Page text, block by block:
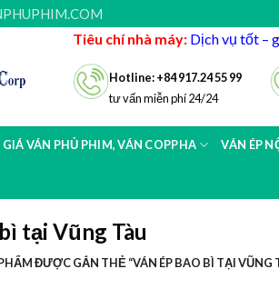
Tiêu chí nhà máy: Dịch vụ tốt –
Hotline: +84 917.24 55 99
tư vấn miễn phí 24/24
GIÁ VÁN PHỦ PHIM, VÁN COPPHA VÁN ÉP
tại Vũng Tàu
ĐƯỢC GẮN THẺ “VÁN ÉP BAO BÌ TẠI VŨNG